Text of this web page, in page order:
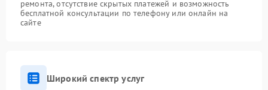
ремонта, отсутствие скрытых платежей и возможность
бесплатной консультации по телефону или онлайн на
сайте
Широкий спектр услуг